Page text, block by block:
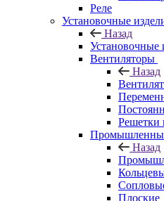
Реле
Установочные
Назад
Установочные
Вентиляторы
Назад
Решетки
Назад
Плоские